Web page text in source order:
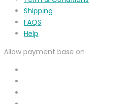
Shipping
FAQS
Help
Allow payment base on